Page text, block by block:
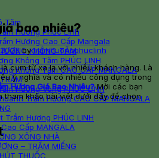
Tăm
Hương Phúc Linh
Hương Cao Cấp Mangala
KHÔNG TĂM
Không Tăm PHÚC LINH
Không Tăm CAO CẤP MANGALA
Hương Vòng PHÚC LINH
Trầm Hương CAO CẤP MANGALA
Trầm Hương PHÚC LINH
Cấp MANGALA
XÔNG NHÀ
– TRẦM MIẾNG
THUỐC
bao nhiêu?
bytramhuongphuclinh
cụm từ xa lạ với nhiều khách hàng. Là
ý nghĩa và có nhiều công dụng trong
Hương Giá Bao Nhiêu?Mời các bạn
tham khảo bài viết dưới đây để chọn